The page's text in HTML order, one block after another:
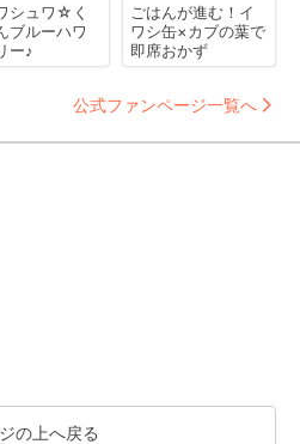
シュワ☆く
ブルーハワ
ー♪
ごはんが進む！イ
ワシ缶×カブの葉で
即席おかず
公式ファンページ一覧へ
の上へ戻る